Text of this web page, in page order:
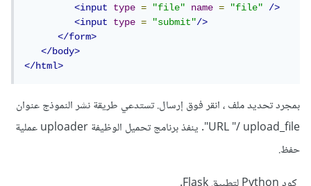
<input
type = "file" name = "file"
/>
<input
type = "submit"/>
</form>
</body>
</html>
بمجرد تحديد ملف ، انقر فوق إرسال. تستدعي طريقة نشر النموذج عنوان
URL "/ upload_file". ينفذ برنامج تحميل الوظيفة uploader عملية
حفظ.